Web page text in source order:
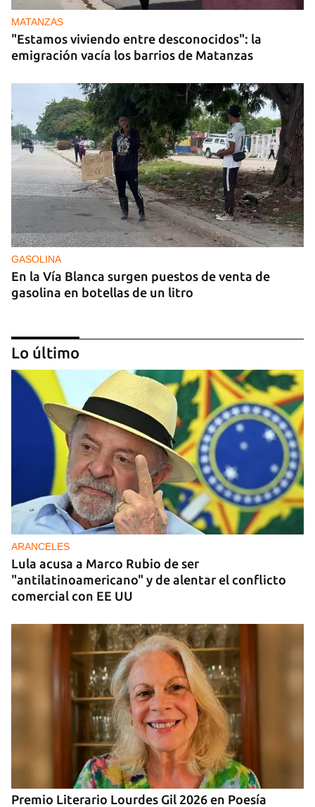
MATANZAS
"Estamos viviendo entre desconocidos": la
emigración vacía los barrios de Matanzas
GASOLINA
En la Vía Blanca surgen puestos de venta de
gasolina en botellas de un litro
DONACIONES
China entrega otros 5.000 sistemas fotovoltaicos
para zonas rurales de Cuba
Lo último
ARANCELES
Lula acusa a Marco Rubio de ser
"antilatinoamericano" y de alentar el conflicto
comercial con EE UU
Premio Literario Lourdes Gil 2026 en Poesía